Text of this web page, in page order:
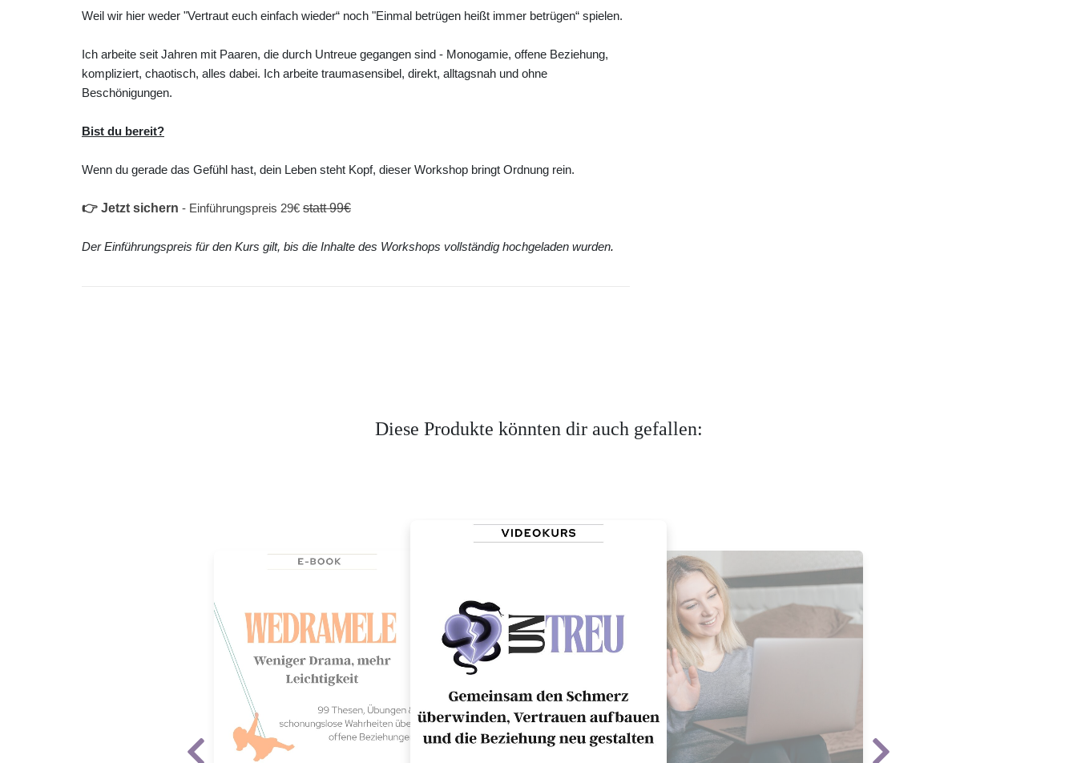
Weil wir hier weder "Vertraut euch einfach wieder“ noch "Einmal betrügen heißt immer betrügen“ spielen.
Ich arbeite seit Jahren mit Paaren, die durch Untreue gegangen sind - Monogamie, offene Beziehung,
kompliziert, chaotisch, alles dabei. Ich arbeite traumasensibel, direkt, alltagsnah und ohne
Beschönigungen.
Bist du bereit?
Wenn du gerade das Gefühl hast, dein Leben steht Kopf, dieser Workshop bringt Ordnung rein.
👉 Jetzt sichern - Einführungspreis 29€ statt 99€
Der Einführungspreis für den Kurs gilt, bis die Inhalte des Workshops vollständig hochgeladen wurden.
Diese Produkte könnten dir auch gefallen: